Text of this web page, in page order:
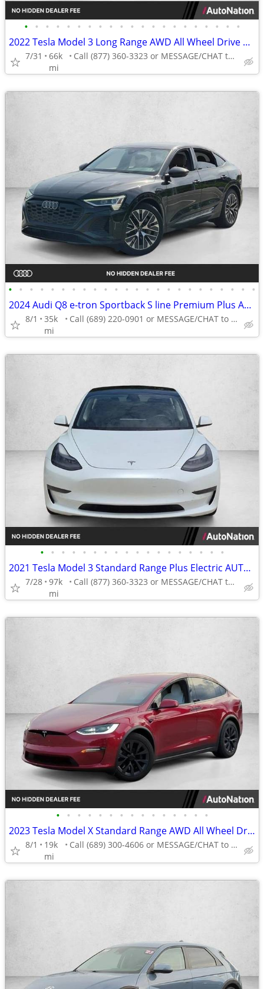
• • • • • • • • • • • • • • • • • • • • •
2022 Tesla Model 3 Long Range AWD All Wheel Drive Electric AUTONATION
7/31
66k
mi
Call (877) 360-3323 or MESSAGE/CHAT to confirm availability
• • • • • • • • • • • • • • • • • • • • • • • •
2024 Audi Q8 e-tron Sportback S line Premium Plus AWD All Wheel Drive SUV Electr
8/1
35k
mi
Call (689) 220-0901 or MESSAGE/CHAT to confirm availability
• • • • • • • • • • • • • • • • • •
2021 Tesla Model 3 Standard Range Plus Electric AUTONATION
7/28 97k
mi
Call (877) 360-3323 or MESSAGE/CHAT to confirm availability
• • • • • • • • • • • • • • •
2023 Tesla Model X Standard Range AWD All Wheel Drive SUV Electric AUTONATION
8/1
19k
mi
Call (689) 300-4606 or MESSAGE/CHAT to confirm availability